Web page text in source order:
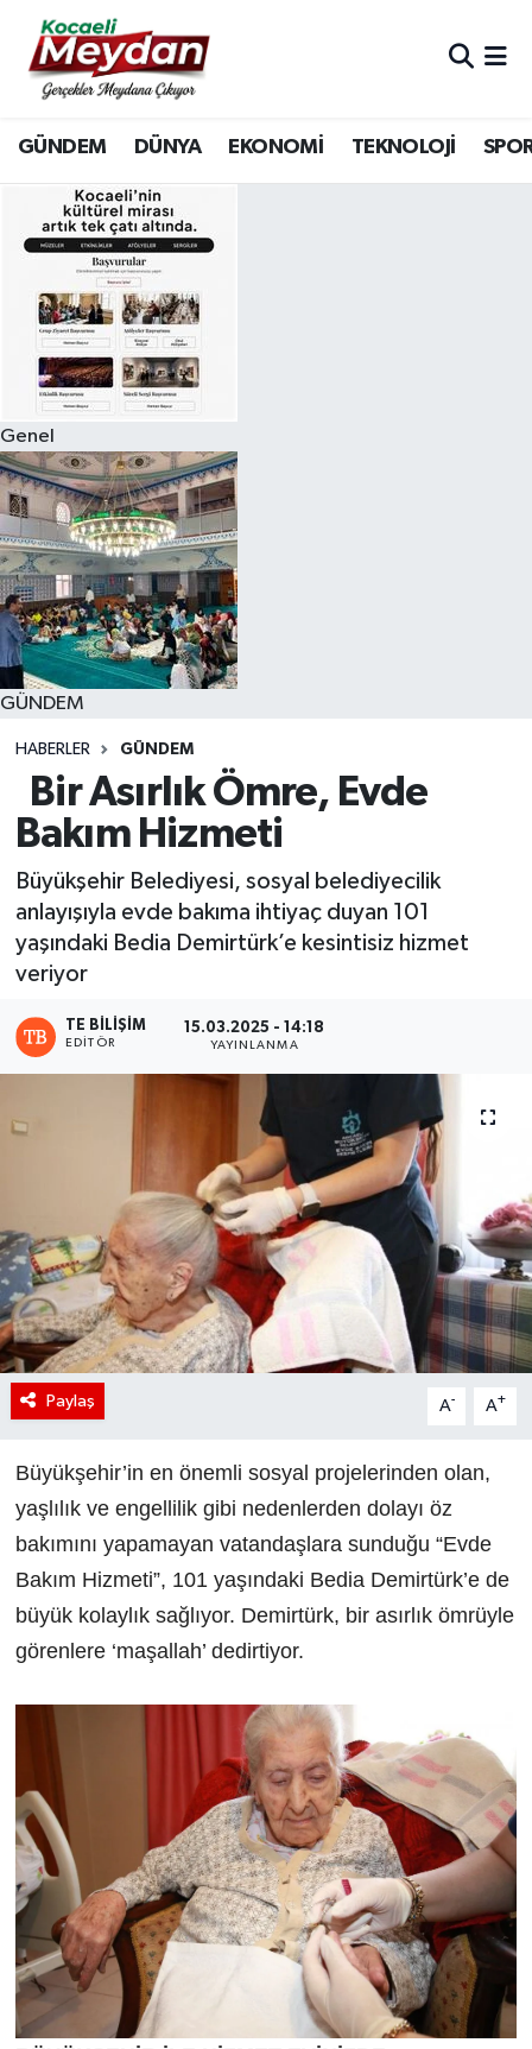
GÜNDEM DÜNYA EKONOMİ TEKNOLOJİ
Genel
GÜNDEM
HABERLER GÜNDEM
Bir Asırlık Ömre, Evde
Bakım Hizmeti
Büyükşehir Belediyesi, sosyal belediyecilik
anlayışıyla evde bakıma ihtiyaç duyan 101
yaşındaki Bedia Demirtürk’e kesintisiz hizmet
veriyor
TE BILIŞIM
EDITÖR
15.03.2025 - 14:18
YAYINLANMA
Paylaş A- A+
Büyükşehir’in en önemli sosyal projelerinden olan,
yaşlılık ve engellilik gibi nedenlerden dolayı öz
bakımını yapamayan vatandaşlara sunduğu “Evde
Bakım Hizmeti”, 101 yaşındaki Bedia Demirtürk’e de
büyük kolaylık sağlıyor. Demirtürk, bir asırlık ömrüyle
görenlere ‘maşallah’ dedirtiyor.
Nöbetçi Eczaneler
Hava Durumu
Trafik Durumu
Süper Lig Puan Durumu ve Fikstür
Tüm Manşetler
Son Dakika Haberleri
Haber Arşivi